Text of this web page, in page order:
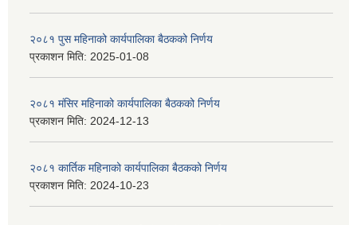
२०८१ पुस महिनाको कार्यपालिका बैठकको निर्णय
प्रकाशन मिति: 2025-01-08
२०८१ मंसिर महिनाको कार्यपालिका बैठकको निर्णय
प्रकाशन मिति: 2024-12-13
२०८१ कार्तिक महिनाको कार्यपालिका बैठकको निर्णय
प्रकाशन मिति: 2024-10-23